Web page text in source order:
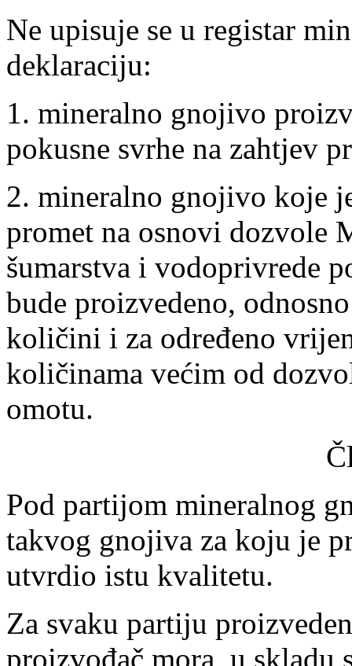
Ne upisuje se u registar
deklaraciju:
1. mineralno gnojivo
pokusne svrhe na zahtjev
2. mineralno gnojivo koje
promet na osnovi dozvole
šumarstva i vodoprivrede
bude proizvedeno,
količini i za određeno
količinama većim od
omotu.
Pod partijom mineralnog
takvog gnojiva za koju je
utvrdio istu kvalitetu.
Za svaku partiju
proizvođač mora, u